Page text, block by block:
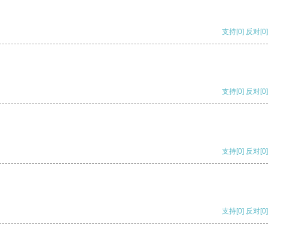
支持[0] 反对[0]
支持[0] 反对[0]
支持[0] 反对[0]
支持[0] 反对[0]